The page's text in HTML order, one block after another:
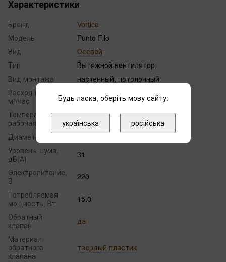
Характеристики
Бренд
Vortice
Модель
Punto Filo
Вид
Осевой
Тип
Вытяжной вентилятор
Вид монтажа
настенный, потолочный
Расход воздуха,
м³/час
85
Температура
рабочая, °С
до +50
Диаметр, мм
Уровень шума,
дБ(А)
31
Электропитание,
В
220
Потребляемая
мощность, Вт
15.0
Обратный
клапан
да
Материал
обратного
клапана
твёрдый пластик
Будь ласка, оберіть мову сайту:
українська російська